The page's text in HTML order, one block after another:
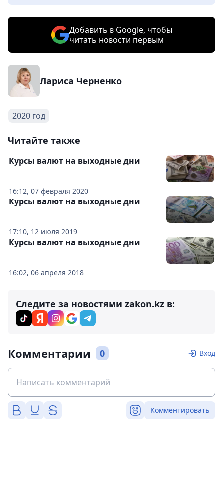
Добавить в Google, чтобы
читать новости первым
Лариса Черненко
2020 год
Читайте также
16:12, 07 февраля 2020
Курсы валют на выходные дни
17:10, 12 июля 2019
Курсы валют на выходные дни
16:02, 06 апреля 2018
Курсы валют на выходные дни
Следите за новостями zakon.kz в:
Комментарии 0 Вход
Комментировать